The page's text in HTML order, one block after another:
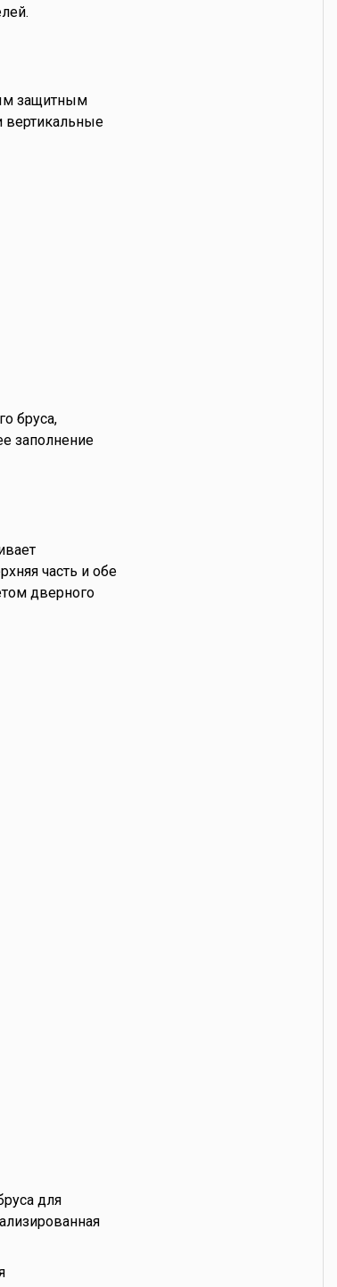
защитным
вертикальные
бруса,
заполнение
часть и обе
дверного
для